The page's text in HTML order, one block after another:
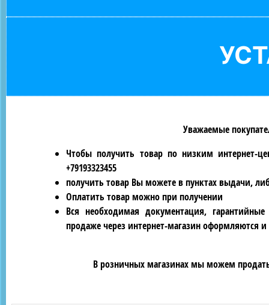
Уважаемые
Чтобы получить товар по низким интернет-
+79193323455
получить товар Вы можете в пунктах выдачи,
Оплатить товар можно при получении
Вся необходимая документация,
продаже через интернет-магазин оформляются
В розничных магазинах мы можем